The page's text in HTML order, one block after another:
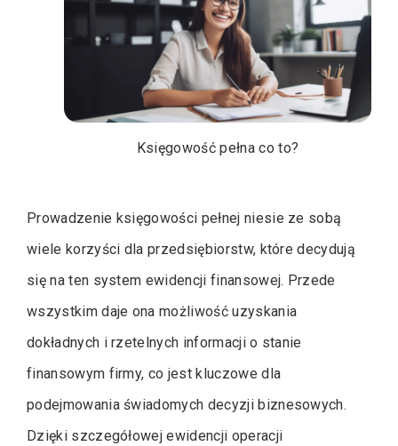
Księgowość pełna co to?
Prowadzenie księgowości pełnej niesie ze sobą
wiele korzyści dla przedsiębiorstw, które decydują
się na ten system ewidencji finansowej. Przede
wszystkim daje ona możliwość uzyskania
dokładnych i rzetelnych informacji o stanie
finansowym firmy, co jest kluczowe dla
podejmowania świadomych decyzji biznesowych.
Dzięki szczegółowej ewidencji operacji